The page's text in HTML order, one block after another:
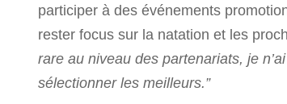
participer à des événements
rester focus sur la natation et les
rare au niveau des partenariats, je
sélectionner les meilleurs.”